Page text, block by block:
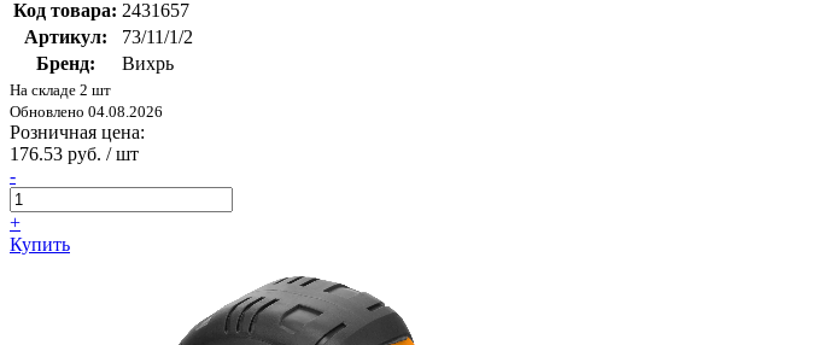
Код товара: 2431657
Артикул:
73/11/1/2
Бренд:
Вихрь
На складе 2 шт
Обновлено 04.08.2026
Розничная цена:
176.53 руб. / шт
-
+
Купить